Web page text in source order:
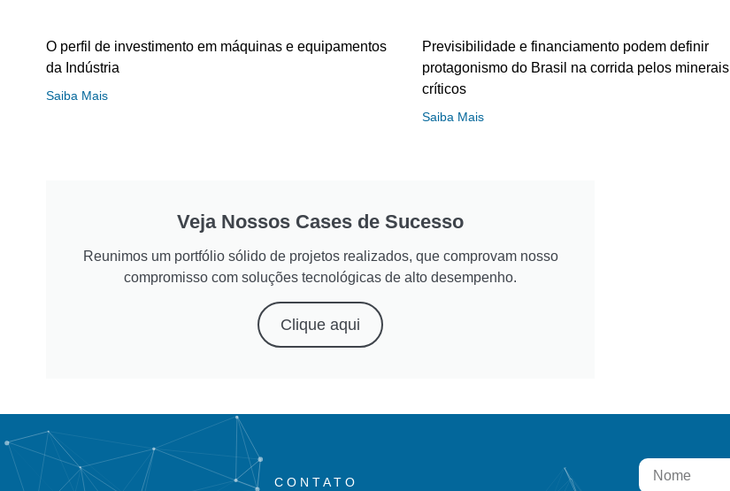
O perfil de investimento em máquinas e equipamentos
da Indústria
Saiba Mais
Previsibilidade e financiamento podem definir
protagonismo do Brasil na corrida pelos minerais
críticos
Saiba Mais
Veja Nossos Cases de Sucesso
Reunimos um portfólio sólido de projetos realizados, que comprovam nosso
compromisso com soluções tecnológicas de alto desempenho.
Clique aqui
CONTATO